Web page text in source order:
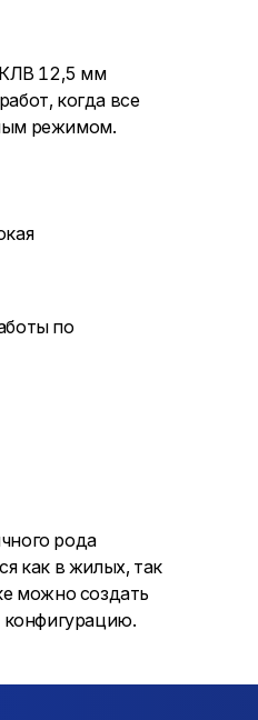
12,5 мм
когда все
режимом.
по
рода
как в жилых, так
можно создать